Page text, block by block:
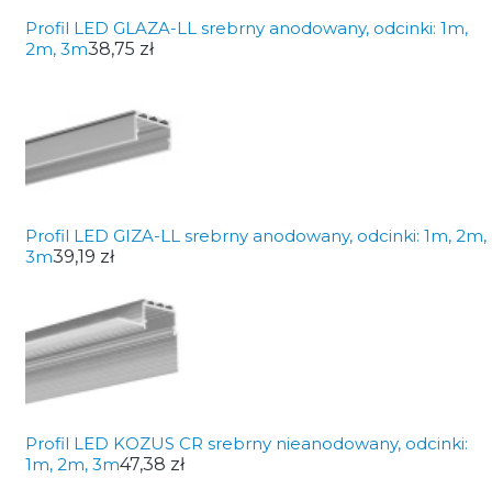
Profil LED GLAZA-LL srebrny anodowany, odcinki: 1m,
2m, 3m38,75 zł
Profil LED GIZA-LL srebrny anodowany, odcinki: 1m, 2m,
3m39,19 zł
Profil LED KOZUS CR srebrny nieanodowany, odcinki:
1m, 2m, 3m47,38 zł